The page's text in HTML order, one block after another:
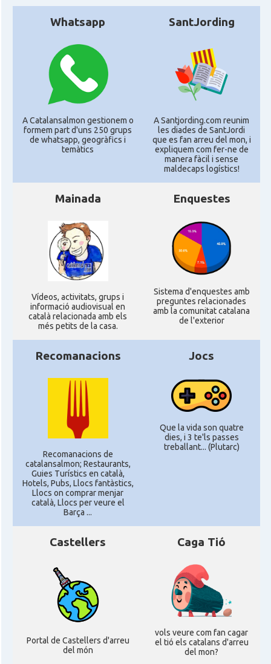
Whatsapp
A Catalansalmon gestionem o
formem part d'uns 250 grups
de whatsapp, geogràfics i
temàtics
SantJording
A Santjording.com reunim
les diades de SantJordi
que es fan arreu del mon, i
expliquem com fer-ne de
manera fàcil i sense
maldecaps logí­stics!
Mainada
Ví­deos, activitats, grups i
informació audiovisual en
català relacionada amb els
més petits de la casa.
Enquestes
Sistema d'enquestes amb
preguntes relacionades
amb la comunitat catalana
de l'exterior
Recomanacions
Recomanacions de
catalansalmon; Restaurants,
Guies Turístics en català,
Hotels, Pubs, Llocs fantàstics,
Llocs on comprar menjar
català, Llocs per veure el
Barça ...
Jocs
Que la vida son quatre
dies, i 3 te'ls passes
treballant... (Plutarc)
Castellers
Portal de Castellers d'arreu
del món
Caga Tió
vols veure com fan cagar
el tió els catalans d'arreu
del mon?